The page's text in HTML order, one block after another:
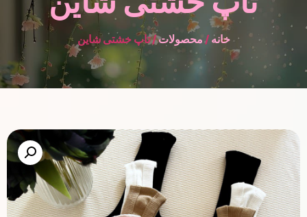
خانه /محصولات/ تاپ خشتی شاین